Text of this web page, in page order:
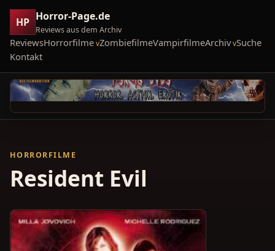
HP Horror-Page.de
Reviews aus dem Archiv
ReviewsHorrorfilme ZombiefilmeVampirfilmeArchiv Suche
Kontakt
HORRORFILME
Resident Evil